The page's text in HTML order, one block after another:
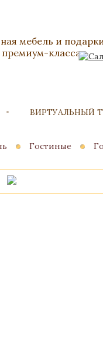
мебель и
премиум-класса
ВИРТУАЛЬНЫЙ
Гостиные